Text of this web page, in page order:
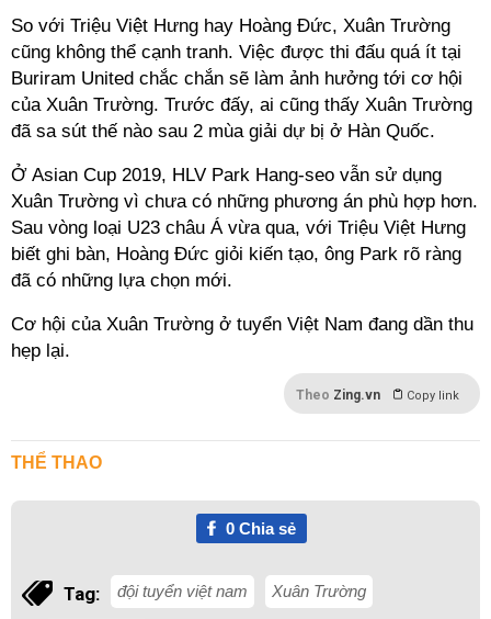
So với Triệu Việt Hưng hay Hoàng Đức, Xuân Trường
cũng không thể cạnh tranh. Việc được thi đấu quá ít tại
Buriram United chắc chắn sẽ làm ảnh hưởng tới cơ hội
của Xuân Trường. Trước đấy, ai cũng thấy Xuân Trường
đã sa sút thế nào sau 2 mùa giải dự bị ở Hàn Quốc.
Ở Asian Cup 2019, HLV Park Hang-seo vẫn sử dụng
Xuân Trường vì chưa có những phương án phù hợp hơn.
Sau vòng loại U23 châu Á vừa qua, với Triệu Việt Hưng
biết ghi bàn, Hoàng Đức giỏi kiến tạo, ông Park rõ ràng
đã có những lựa chọn mới.
Cơ hội của Xuân Trường ở tuyển Việt Nam đang dần thu
hẹp lại.
Theo Zing.vn Copy link
THỂ THAO
0Chia sẻ
Tag: đội tuyển việt nam Xuân Trường